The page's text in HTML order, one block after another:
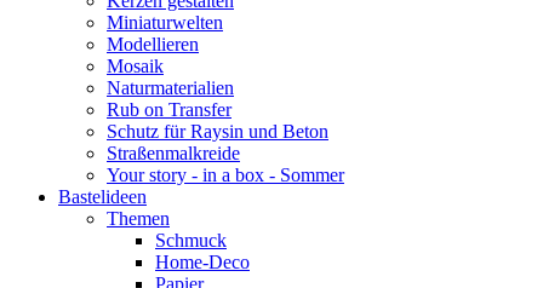
Miniaturwelten
Modellieren
Mosaik
Naturmaterialien
Rub on Transfer
Schutz für Raysin und Beton
Straßenmalkreide
Your story - in a box - Sommer
Bastelideen
Themen
Schmuck
Home-Deco
Papier